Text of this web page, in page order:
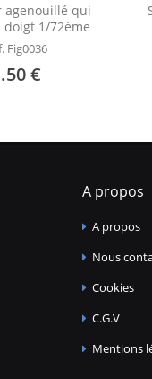
agenouillé qui
1/72ème
Fig0036
€
A propos
A propos
Nous
Cookies
C.G.V
Mentions